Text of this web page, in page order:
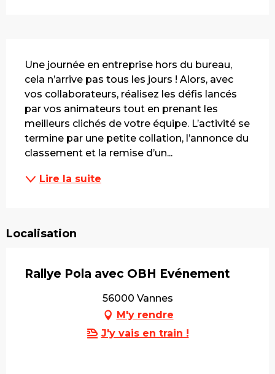
Une journée en entreprise hors du bureau,
cela n’arrive pas tous les jours ! Alors, avec
vos collaborateurs, réalisez les défis lancés
par vos animateurs tout en prenant les
meilleurs clichés de votre équipe. L’activité se
termine par une petite collation, l’annonce du
classement et la remise d’un...
Lire la suite
Localisation
Rallye Pola avec OBH Evénement
56000 Vannes
M'y rendre
J'y vais en train !